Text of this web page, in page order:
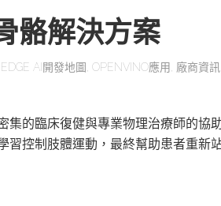
骼解決方案
EDGE AI開發地圖 OPENVINO應用 廠商資訊
集的臨床復健與專業物理治療師的協
習控制肢體運動，最終幫助患者重新